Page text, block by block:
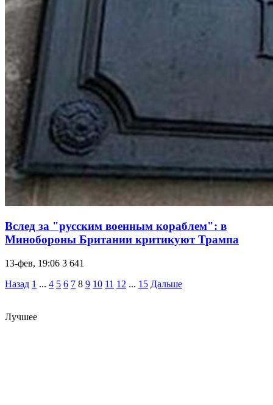
Вслед за "русским военным кораблем": в
Минобороны Британии критикуют Трампа
13-фев, 19:06 3 641
Назад 1 ... 4 5 6 7 8 9 10 11 12 ... 15 Дальше
Лучшее